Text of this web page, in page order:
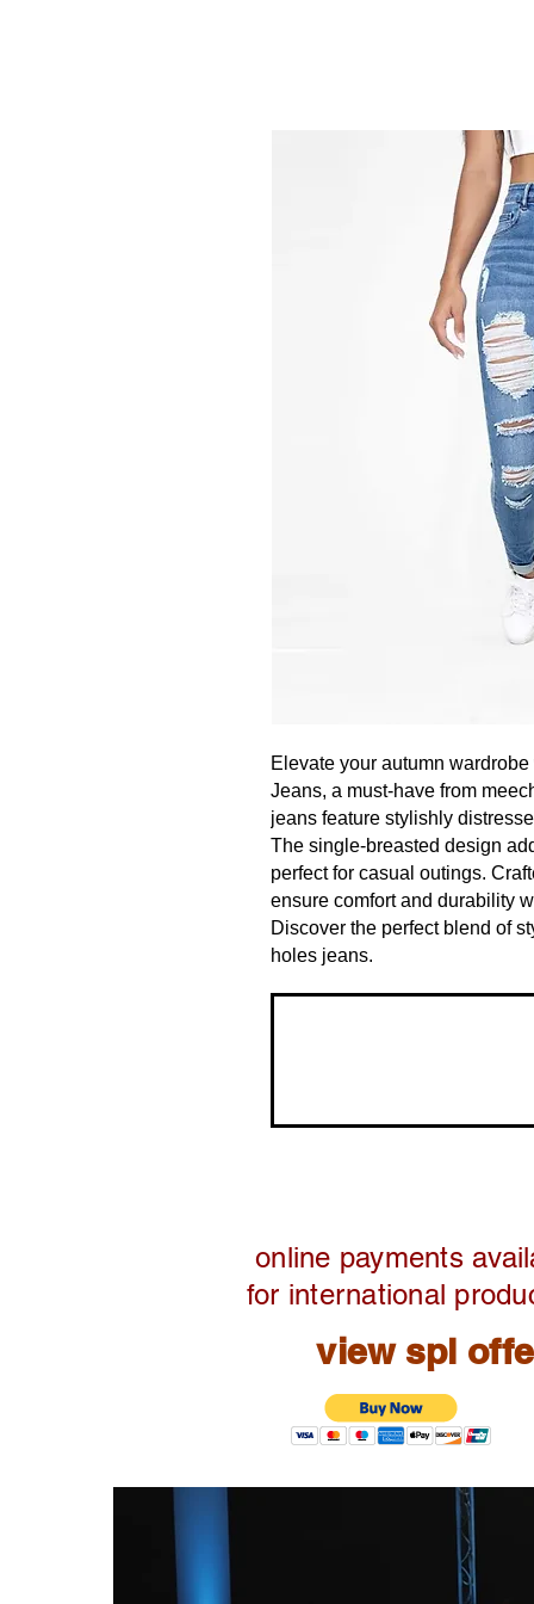
Elevate your autumn
Jeans, a must-have from
jeans feature stylishly
The single-breasted design
perfect for casual outings.
ensure comfort and durability
Discover the perfect blend of
holes jeans.
online payments
for international
view spl